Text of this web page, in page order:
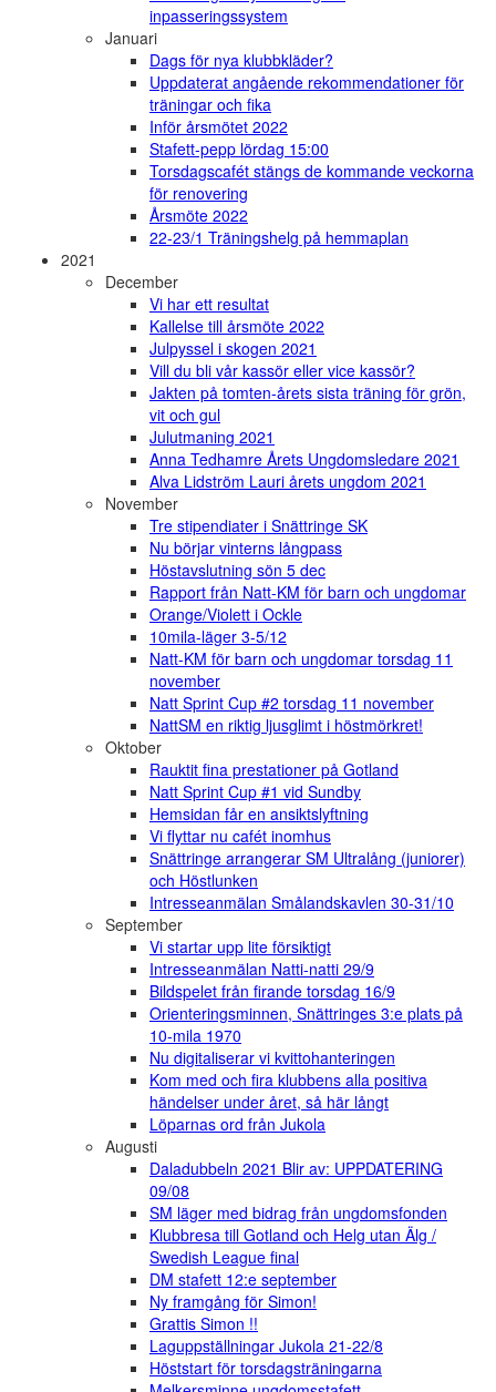
inpasseringssystem
Januari
Dags för nya klubbkläder?
Uppdaterat angående rekommendationer för
träningar och fika
Inför årsmötet 2022
Stafett-pepp lördag 15:00
Torsdagscafét stängs de kommande veckorna
för renovering
Årsmöte 2022
22-23/1 Träningshelg på hemmaplan
2021
December
Vi har ett resultat
Kallelse till årsmöte 2022
Julpyssel i skogen 2021
Vill du bli vår kassör eller vice kassör?
Jakten på tomten-årets sista träning för grön,
vit och gul
Julutmaning 2021
Anna Tedhamre Årets Ungdomsledare 2021
Alva Lidström Lauri årets ungdom 2021
November
Tre stipendiater i Snättringe SK
Nu börjar vinterns långpass
Höstavslutning sön 5 dec
Rapport från Natt-KM för barn och ungdomar
Orange/Violett i Ockle
10mila-läger 3-5/12
Natt-KM för barn och ungdomar torsdag 11
november
Natt Sprint Cup #2 torsdag 11 november
NattSM en riktig ljusglimt i höstmörkret!
Oktober
Rauktit fina prestationer på Gotland
Natt Sprint Cup #1 vid Sundby
Hemsidan får en ansiktslyftning
Vi flyttar nu cafét inomhus
Snättringe arrangerar SM Ultralång (juniorer)
och Höstlunken
Intresseanmälan Smålandskavlen 30-31/10
September
Vi startar upp lite försiktigt
Intresseanmälan Natti-natti 29/9
Bildspelet från firande torsdag 16/9
Orienteringsminnen, Snättringes 3:e plats på
10-mila 1970
Nu digitaliserar vi kvittohanteringen
Kom med och fira klubbens alla positiva
händelser under året, så här långt
Löparnas ord från Jukola
Augusti
Daladubbeln 2021 Blir av: UPPDATERING
09/08
SM läger med bidrag från ungdomsfonden
Klubbresa till Gotland och Helg utan Älg /
Swedish League final
DM stafett 12:e september
Ny framgång för Simon!
Grattis Simon !!
Laguppställningar Jukola 21-22/8
Höststart för torsdagsträningarna